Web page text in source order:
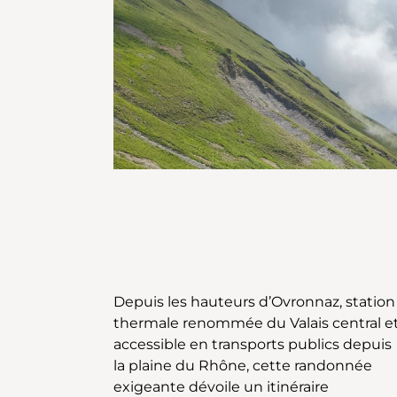
Depuis les hauteurs d’Ovronnaz, station
thermale renommée du Valais central
accessible en transports publics depuis
la plaine du Rhône, cette randonnée
exigeante dévoile un itinéraire
regard se pose immédiatement sur le
lac de la Forcle, perle grisée
dans un cirque minéral. Ici, comme
souvent en haute montagne, le temps
semble suspendu. C’est l’endroit parfait